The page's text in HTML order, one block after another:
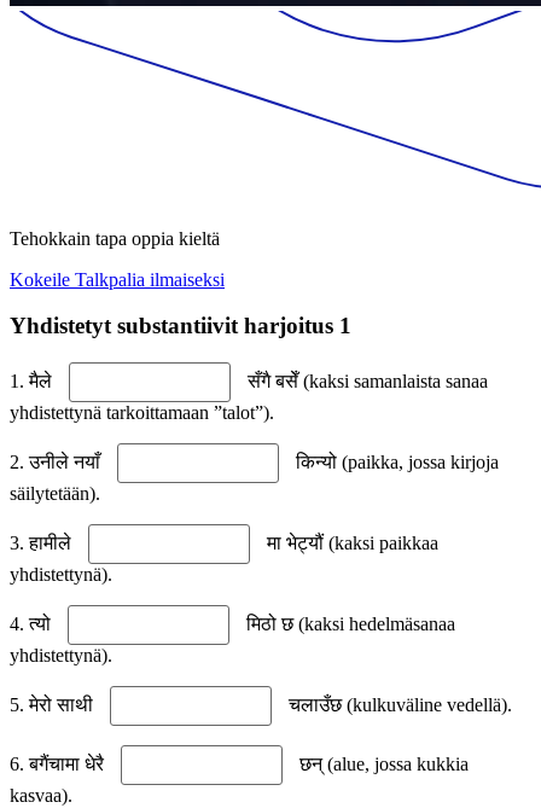
Tehokkain tapa oppia kieltä
Kokeile Talkpalia ilmaiseksi
Yhdistetyt substantiivit harjoitus 1
1. मैले
सँगै बसेँ (kaksi samanlaista sanaa
yhdistettynä tarkoittamaan ”talot”).
2. उनीले नयाँ
किन्यो (paikka, jossa kirjoja
säilytetään).
3. हामीले
मा भेट्यौं (kaksi paikkaa
yhdistettynä).
4. त्यो
मिठो छ (kaksi hedelmäsanaa
yhdistettynä).
5. मेरो साथी चलाउँछ (kulkuväline vedellä).
6. बगैंचामा धेरै
छन् (alue, jossa kukkia
kasvaa).